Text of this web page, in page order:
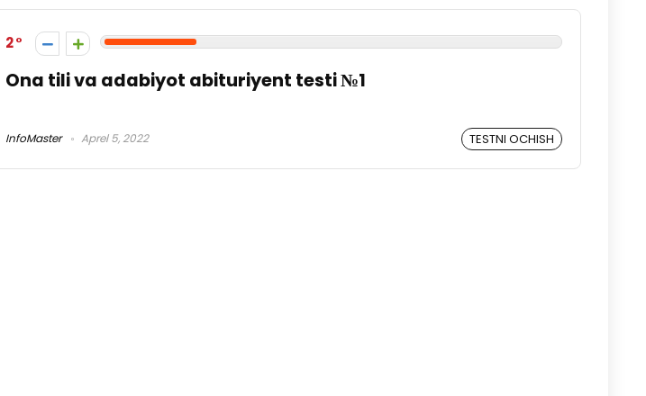
2
Ona tili va adabiyot abituriyent testi №1
InfoMaster Aprel 5, 2022 TESTNI OCHISH